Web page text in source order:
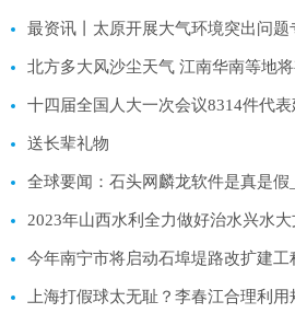
十四届全国人大一次会议8314件代
送长辈礼物
全球要闻：石头网麟龙软件是真是假
2023年山西水利全力做好治水兴水
今年南宁市将启动石埠堤路改扩建工